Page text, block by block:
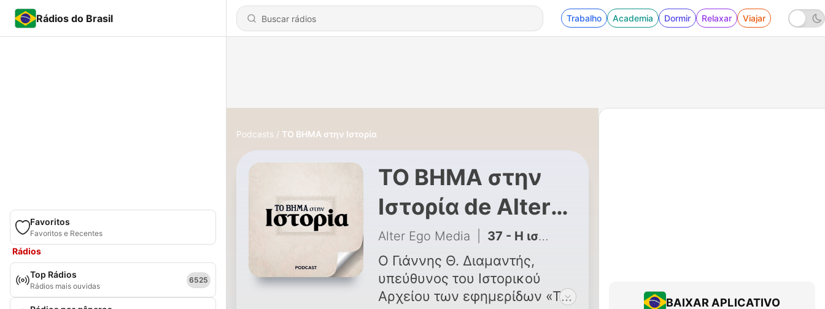
Rádios do Brasil Trabalho Academia Dormir Relaxar Viajar
Favoritos
Favoritos e Recentes
Rádios
Top Rádios
Rádios mais ouvidas
6525
Podcasts ΤΟ ΒΗΜΑ στην Ιστορία
ΤΟ ΒΗΜΑ στην
Ιστορία de Alter
Ego Media
Alter Ego Media 37 - Η ιστορία του δικτάτορα Ιωάννη Μεταξά
Ο Γιάννης Θ. Διαμαντής,
υπεύθυνος του Ιστορικού
Αρχείου των εφημερίδων «ΤΟ
BAIXAR APLICATIVO